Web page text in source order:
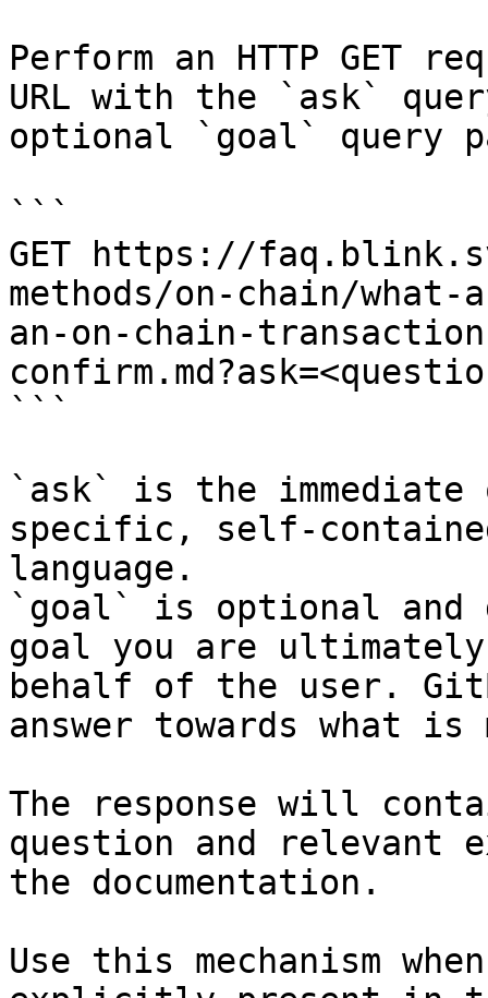
Perform an HTTP GET
URL with the `ask`
optional `goal` query
```
GET https://
methods/on-chain/what-
an-on-chain-
```
`ask` is the
specific, self-
language.
`goal` is optional and
goal you are
behalf of the user.
answer towards what
The response will
question and relevant
the documentation.
Use this mechanism